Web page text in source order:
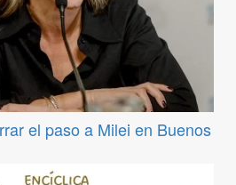
el paso a Milei en Buenos